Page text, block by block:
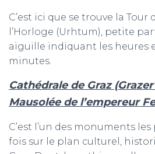
C’est ici que se trouve la Tour
l’Horloge (Urhtum), petite
aiguille indiquant les heures
minutes.
Cathédrale de Graz
Mausolée de l’empereur
C’est l’un des monuments
fois sur le plan culturel,